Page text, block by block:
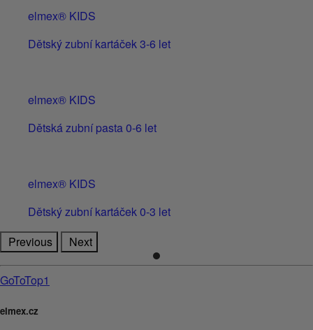
elmex® KIDS
Dětský zubní kartáček 3-6 let
elmex® KIDS
Dětská zubní pasta 0-6 let
elmex® KIDS
Dětský zubní kartáček 0-3 let
Previous
Next
GoToTop1
elmex.cz